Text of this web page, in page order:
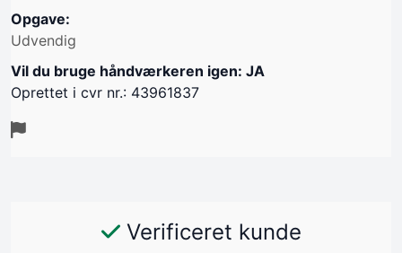
Opgave:
Udvendig
Vil du bruge håndværkeren igen: JA
Oprettet i cvr nr.: 43961837
Verificeret kunde